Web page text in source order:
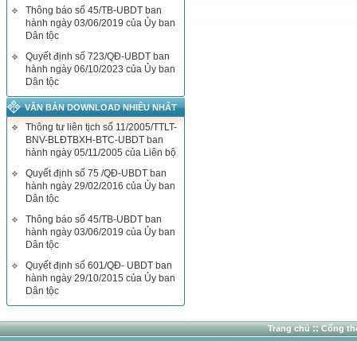
Thông báo số 45/TB-UBDT ban
hành ngày 03/06/2019 của Ủy ban
Dân tộc
Quyết định số 723/QĐ-UBDT ban
hành ngày 06/10/2023 của Ủy ban
Dân tộc
VĂN BẢN DOWNLOAD NHIỀU NHẤT
Thông tư liên tịch số 11/2005/TTLT-
BNV-BLĐTBXH-BTC-UBDT ban
hành ngày 05/11/2005 của Liên bộ
Quyết định số 75 /QĐ-UBDT ban
hành ngày 29/02/2016 của Ủy ban
Dân tộc
Thông báo số 45/TB-UBDT ban
hành ngày 03/06/2019 của Ủy ban
Dân tộc
Quyết định số 601/QĐ- UBDT ban
hành ngày 29/10/2015 của Ủy ban
Dân tộc
Trang chủ:: Cổng